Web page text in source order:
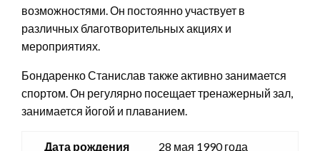
возможностями. Он постоянно участвует в
различных благотворительных акциях и
мероприятиях.
Бондаренко Станислав также активно занимается
спортом. Он регулярно посещает тренажерный зал,
занимается йогой и плаванием.
Дата рождения 28 мая 1990 года